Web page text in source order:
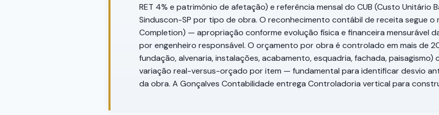
RET 4% e patrimônio de afetação) e referência mensal do CUB (Custo Unitário
Sinduscon-SP por tipo de obra. O reconhecimento contábil de receita segue o
Completion) — apropriação conforme evolução física e financeira mensurável
por engenheiro responsável. O orçamento por obra é controlado em mais de
fundação, alvenaria, instalações, acabamento, esquadria, fachada, paisagismo)
variação real-versus-orçado por item — fundamental para identificar desvio
da obra. A Gonçalves Contabilidade entrega Controladoria vertical para